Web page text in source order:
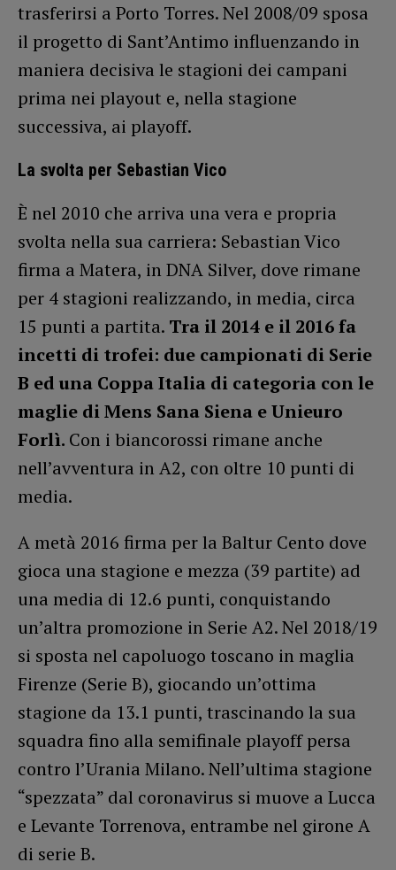
trasferirsi a Porto Torres. Nel 2008/09 sposa
il progetto di Sant’Antimo influenzando in
maniera decisiva le stagioni dei campani
prima nei playout e, nella stagione
successiva, ai playoff.
La svolta per Sebastian Vico
È nel 2010 che arriva una vera e propria
svolta nella sua carriera: Sebastian Vico
firma a Matera, in DNA Silver, dove rimane
per 4 stagioni realizzando, in media, circa
15 punti a partita. Tra il 2014 e il 2016 fa
incetti di trofei: due campionati di Serie
B ed una Coppa Italia di categoria con le
maglie di Mens Sana Siena e Unieuro
Forlì. Con i biancorossi rimane anche
nell’avventura in A2, con oltre 10 punti di
media.
A metà 2016 firma per la Baltur Cento dove
gioca una stagione e mezza (39 partite) ad
una media di 12.6 punti, conquistando
un’altra promozione in Serie A2. Nel 2018/19
si sposta nel capoluogo toscano in maglia
Firenze (Serie B), giocando un’ottima
stagione da 13.1 punti, trascinando la sua
squadra fino alla semifinale playoff persa
contro l’Urania Milano. Nell’ultima stagione
“spezzata” dal coronavirus si muove a Lucca
e Levante Torrenova, entrambe nel girone A
di serie B.